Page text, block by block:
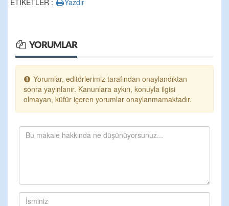
YORUMLAR
Yorumlar, editörlerimiz tarafından onaylandıktan
sonra yayınlanır. Kanunlara aykırı, konuyla ilgisi
olmayan, küfür içeren yorumlar onaylanmamaktadır.